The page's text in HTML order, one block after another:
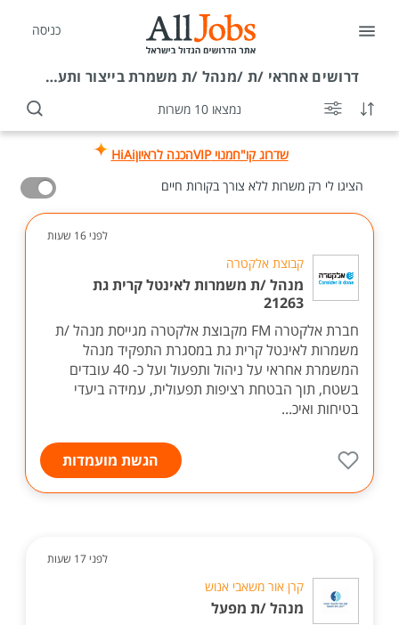
כניסה
דרושים אחראי /ת /מנהל /ת משמרת בייצור ותעשייה בירוחם
נמצאו 10 משרות
שדרוג קו"חמנוי VIP הכנה לראיוןHiAi
הציגו לי רק משרות ללא צורך בקורות חיים
לפני 16 שעות
קבוצת אלקטרה
מנהל /ת משמרות לאינטל קרית גת
21263
חברת אלקטרה FM מקבוצת אלקטרה מגייסת מנהל /ת
משמרות לאינטל קרית גת במסגרת התפקיד מנהל
המשמרת אחראי על ניהול ותפעול ועל כ- 40 עובדים
בשטח, תוך הבטחת רציפות תפעולית, עמידה ביעדי
בטיחות ואיכ...
הגשת מועמדות
לפני 17 שעות
קרן אור משאבי אנוש
מנהל /ת מפעל